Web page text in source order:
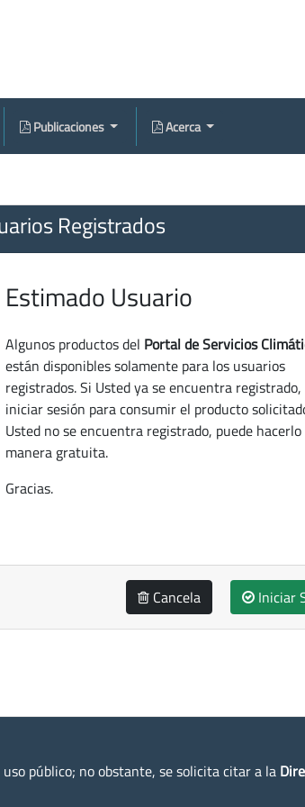
Publicaciones Acerca
Registrados
Estimado Usuario
Algunos productos del Portal de Servicios
están disponibles solamente para los usuarios
registrados. Si Usted ya se encuentra registrado,
iniciar sesión para consumir el producto
Usted no se encuentra registrado, puede hacerlo
manera gratuita.
Gracias.
Cancela Iniciar
público; no obstante, se solicita citar a la